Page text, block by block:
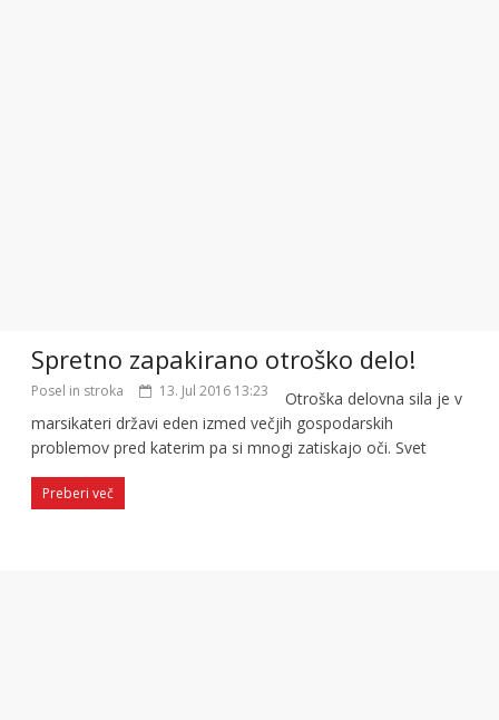
Spretno zapakirano otroško delo!
Posel in stroka 13. Jul 2016 13:23
Otroška delovna sila je v
marsikateri državi eden izmed večjih gospodarskih
problemov pred katerim pa si mnogi zatiskajo oči. Svet
Preberi več